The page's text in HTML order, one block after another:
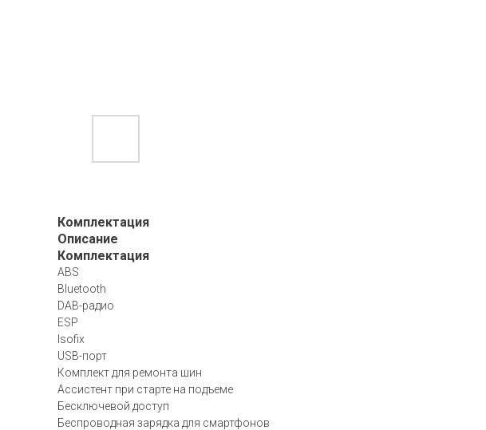
Комплектация
Описание
Комплектация
ABS
Bluetooth
DAB-радио
ESP
Isofix
USB-порт
Комплект для ремонта шин
Ассистент при старте на подъеме
Бесключевой доступ
Беспроводная зарядка для смартфонов